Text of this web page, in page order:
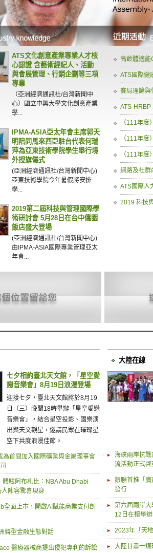
ATS文化創意產業專業人才核
心認證 含藝術經紀人、活動
與會展管理、行銷企劃等三項
專業
（亞洲經濟通訊社/台灣新聞中
心）國立中興大學文化創意產業
學...
IPMA-ASIA亞太年會主席郭天
明陪同馬來西亞駐台代表何瑞
萍為亞東技術學院學生舉行境
外授旗儀式
(亞洲經濟通訊社/台灣新聞中心)
亞東技術學院今年暑假將安排
學...
2019第二屆科技與管理國際學
術研討會 5月28日在台中僑園
飯店盛大登場
(亞洲經濟通訊社/台灣新聞中心)
由IPMA-ASIA國際專業管理亞太
年會...
高齡體適能
ATS國際健
賽局理論與
ATS-HRBP
（111年
（111年度
（111年度
網路及社群
ATS國際人
2019 科技
七夕相約臺北天文館，「星空愛
戀音樂會」8月19日浪漫登場
迎接七夕，臺北天文館將於8月19
日（三）晚間18時舉辦「星空愛戀
音樂會」，結合星空投影、國樂演
出與天文觀星，邀請民眾在璀璨星
空下共度浪漫佳節。
為首間加入國際礦業與金屬理事會
驗阿布札比：NBA Abu Dhabi
陣容驚喜現身
全面上市，開啟AI賦能商業支付創
轉型金融生態對話
醫療器械商提出侵犯專利的訴訟
大陸在線
海峽兩岸抗
流活動正式啓
銀聯首推「
發行
第六屆兩岸大
12日在榕舉辦
2023年「天
大陸甘肅一